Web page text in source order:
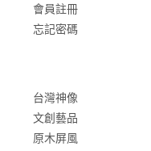
會員註冊
忘記密碼
台灣神像
文創藝品
原木屏風